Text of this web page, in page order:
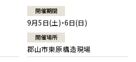
開催期間
9月5日(土)・6日(日)
開催場所
郡山市東原構造現場